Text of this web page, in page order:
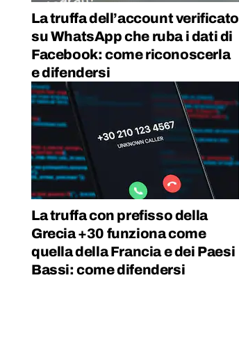
La truffa dell’account verificato
su WhatsApp che ruba i dati di
Facebook: come riconoscerla
e difendersi
La truffa con prefisso della
Grecia +30 funziona come
quella della Francia e dei Paesi
Bassi: come difendersi